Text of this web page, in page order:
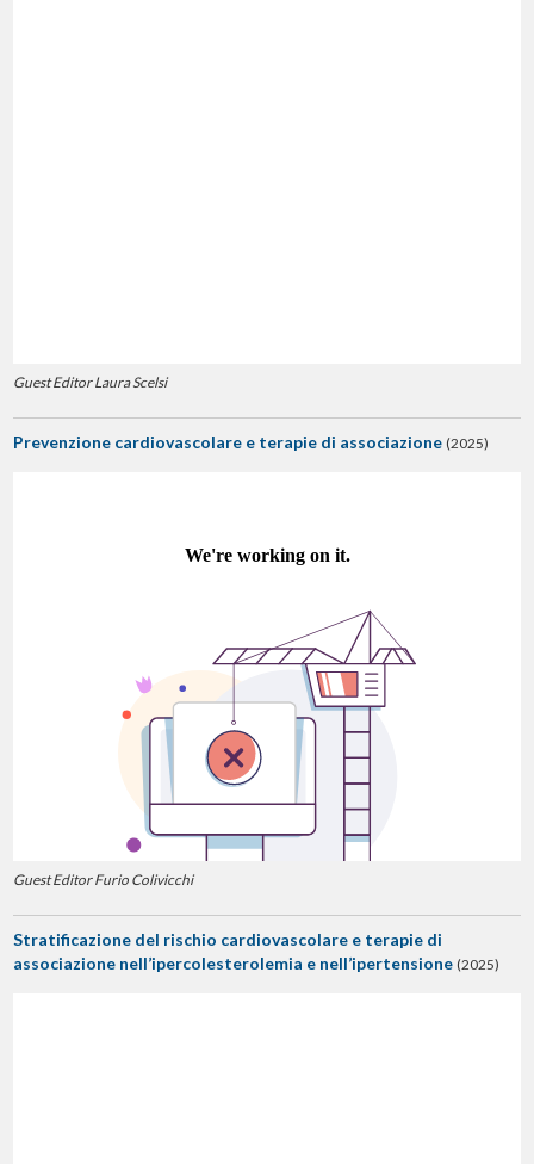
Guest Editor Laura Scelsi
Prevenzione cardiovascolare e terapie di associazione (2025)
Guest Editor Furio Colivicchi
Stratificazione del rischio cardiovascolare e terapie di
associazione nell’ipercolesterolemia e nell’ipertensione (2025)